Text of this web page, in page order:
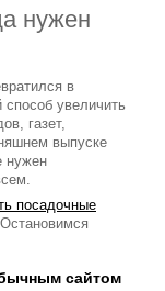
нужен
в
увеличить
газет,
выпуске
нужен
посадочные
сайтом